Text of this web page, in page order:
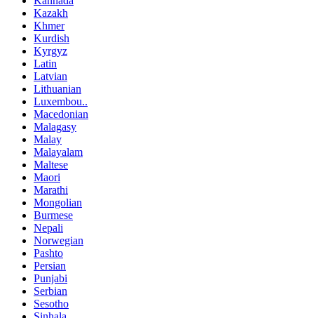
Kazakh
Khmer
Kurdish
Kyrgyz
Latin
Latvian
Lithuanian
Luxembou..
Macedonian
Malagasy
Malay
Malayalam
Maltese
Maori
Marathi
Mongolian
Burmese
Nepali
Norwegian
Pashto
Persian
Punjabi
Serbian
Sesotho